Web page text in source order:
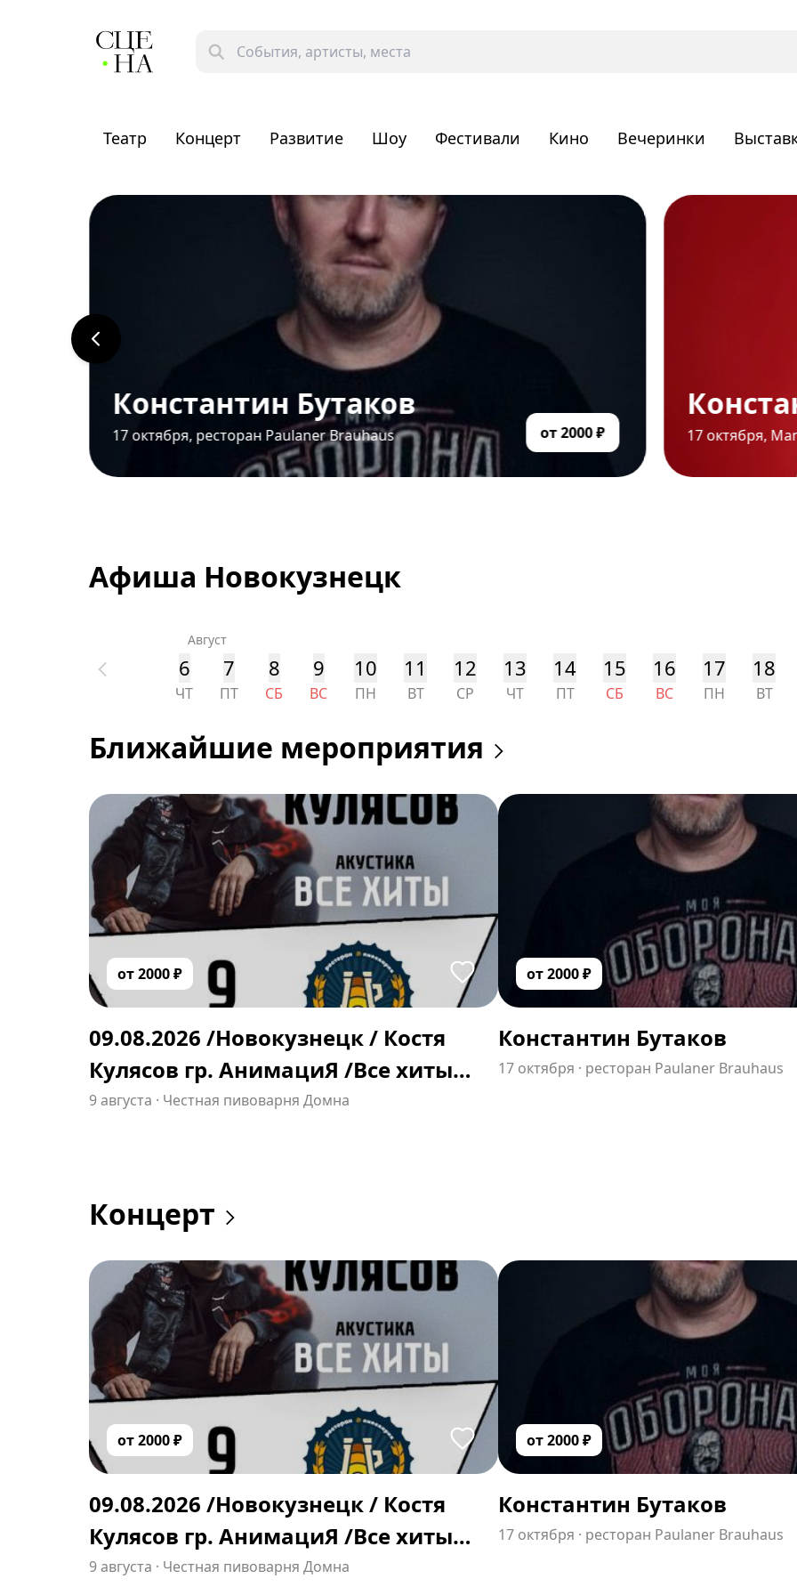
Театр Концерт Развитие Шоу Фестивали Кино Вечеринки
Бутаков
Paulaner Brauhaus от 2000 ₽
Константин Бутаков
17 октября Manya Bar
Афиша Новокузнецк
Август
6
ЧТ
7
ПТ
8
СБ
9
ВС
10
ПН
11
ВТ
12
СР
13
ЧТ
14
ПТ
15
СБ
16
ВС
17
ПН
18
ВТ
Ближайшие мероприятия
от2000₽
09.08.2026 /Новокузнецк / Костя
Кулясов гр. АнимациЯ /Все хиты
/animaciya.online
9 августа · Честная пивоварня Домна
от2000₽
Константин Бутаков
17 октября · ресторан Paulaner Brauhaus
Концерт
от2000₽
09.08.2026 /Новокузнецк / Костя
Кулясов гр. АнимациЯ /Все хиты
/animaciya.online
9 августа · Честная пивоварня Домна
от2000₽
Константин Бутаков
17 октября · ресторан Paulaner Brauhaus